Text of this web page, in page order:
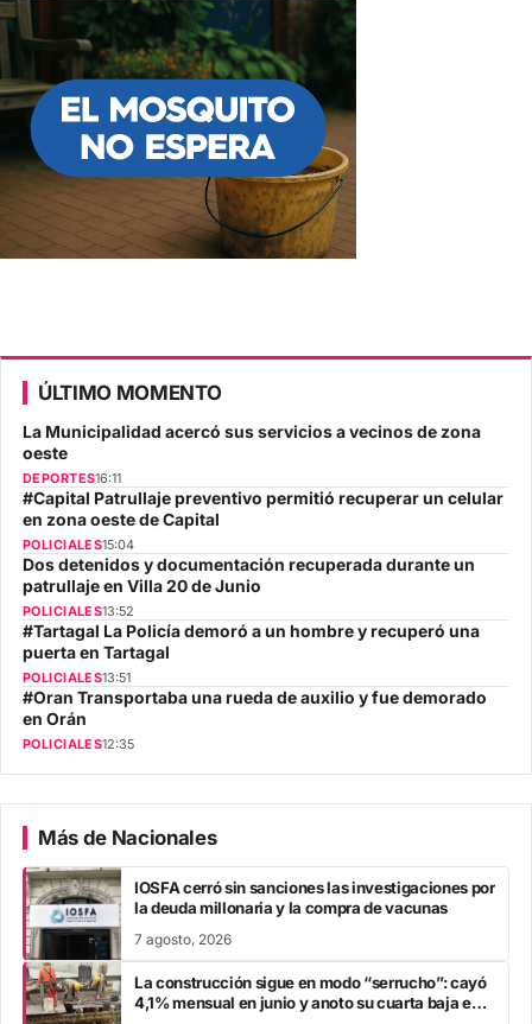
ÚLTIMO MOMENTO
La Municipalidad acercó sus servicios a vecinos de zona
oeste
DEPORTES16:11
#Capital Patrullaje preventivo permitió recuperar un celular
en zona oeste de Capital
POLICIALES15:04
Dos detenidos y documentación recuperada durante un
patrullaje en Villa 20 de Junio
POLICIALES13:52
#Tartagal La Policía demoró a un hombre y recuperó una
puerta en Tartagal
POLICIALES13:51
#Oran Transportaba una rueda de auxilio y fue demorado
en Orán
POLICIALES12:35
Más de Nacionales
IOSFA cerró sin sanciones las investigaciones por
la deuda millonaria y la compra de vacunas
7 agosto, 2026
La construcción sigue en modo “serrucho”: cayó
4,1% mensual en junio y anoto su cuarta baja en